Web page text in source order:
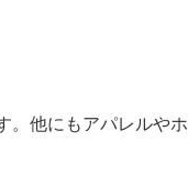
。他にもアパレルやホ